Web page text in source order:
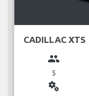
CADILLAC XTS
group
5
miscellaneous_services